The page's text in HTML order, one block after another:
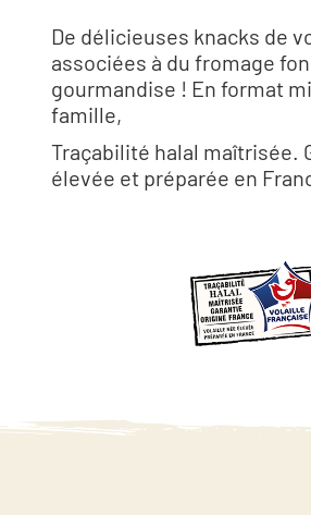
De délicieuses knacks de
associées à du fromage
gourmandise ! En format
famille,
Traçabilité halal maîtrisée.
élevée et préparée en